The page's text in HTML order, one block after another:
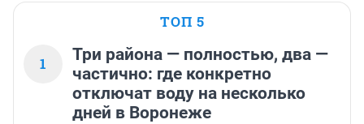
ТОП 5
1
Три района — полностью, два —
частично: где конкретно
отключат воду на несколько
дней в Воронеже